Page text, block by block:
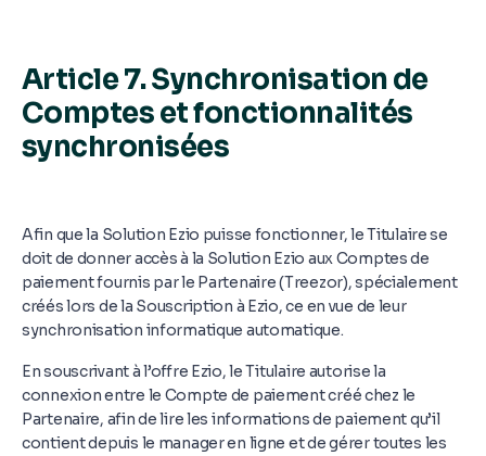
Article 7. Synchronisation de
Comptes et fonctionnalités
synchronisées
Afin que la Solution Ezio puisse fonctionner, le Titulaire se
doit de donner accès à la Solution Ezio aux Comptes de
paiement fournis par le Partenaire (Treezor), spécialement
créés lors de la Souscription à Ezio, ce en vue de leur
synchronisation informatique automatique.
En souscrivant à l’offre Ezio, le Titulaire autorise la
connexion entre le Compte de paiement créé chez le
Partenaire, afin de lire les informations de paiement qu’il
contient depuis le manager en ligne et de gérer toutes les